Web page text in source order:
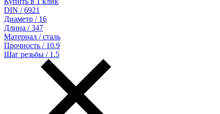
DIN / 6921
Диаметр / 16
Длина / 347
Материал / сталь
Прочность / 10.9
Шаг резьбы / 1.5